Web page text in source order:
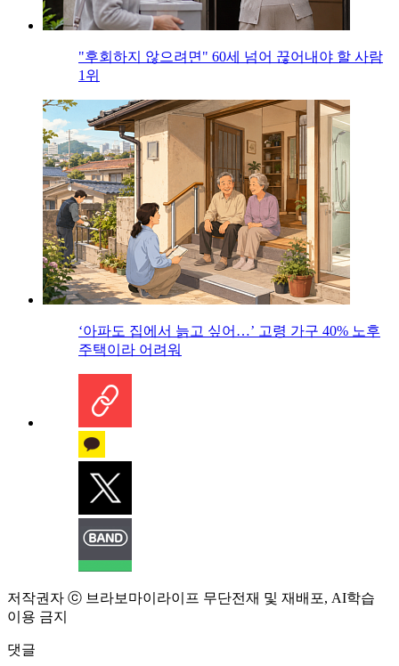
"후회하지 않으려면" 60세 넘어 끊어내야 할 사람
1위
‘아파도 집에서 늙고 싶어…’ 고령 가구 40% 노후
주택이라 어려워
저작권자 ⓒ 브라보마이라이프 무단전재 및 재배포, AI학습
이용 금지
댓글